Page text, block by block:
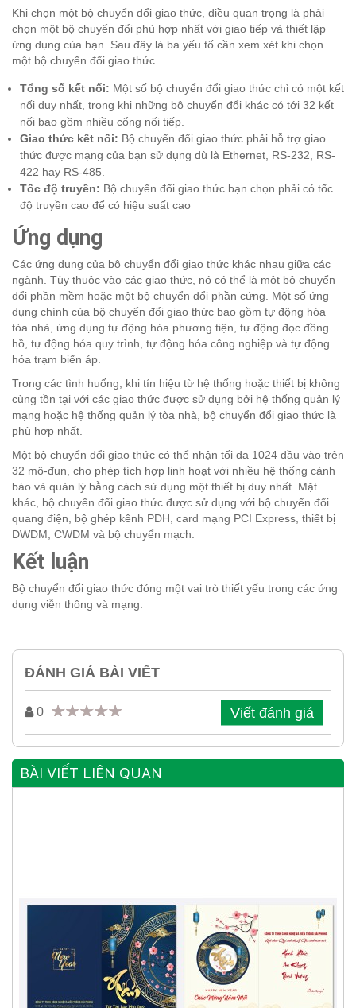
Khi chọn một bộ chuyển đổi giao thức, điều quan trọng là phải
chọn một bộ chuyển đổi phù hợp nhất với giao tiếp và thiết lập
ứng dụng của bạn. Sau đây là ba yếu tố cần xem xét khi chọn
một bộ chuyển đổi giao thức.
Tổng số kết nối: Một số bộ chuyển đổi giao thức chỉ có một kết
nối duy nhất, trong khi những bộ chuyển đổi khác có tới 32 kết
nối bao gồm nhiều cổng nối tiếp.
Giao thức kết nối: Bộ chuyển đổi giao thức phải hỗ trợ giao
thức được mạng của bạn sử dụng dù là Ethernet, RS-232, RS-
422 hay RS-485.
Tốc độ truyền: Bộ chuyển đổi giao thức bạn chọn phải có tốc
độ truyền cao để có hiệu suất cao
Ứng dụng
Các ứng dụng của bộ chuyển đổi giao thức khác nhau giữa các
ngành. Tùy thuộc vào các giao thức, nó có thể là một bộ chuyển
đổi phần mềm hoặc một bộ chuyển đổi phần cứng. Một số ứng
dụng chính của bộ chuyển đổi giao thức bao gồm tự động hóa
tòa nhà, ứng dụng tự động hóa phương tiện, tự động đọc đồng
hồ, tự động hóa quy trình, tự động hóa công nghiệp và tự động
hóa trạm biến áp.
Trong các tình huống, khi tín hiệu từ hệ thống hoặc thiết bị không
cùng tồn tại với các giao thức được sử dụng bởi hệ thống quản lý
mạng hoặc hệ thống quản lý tòa nhà, bộ chuyển đổi giao thức là
phù hợp nhất.
Một bộ chuyển đổi giao thức có thể nhận tối đa 1024 đầu vào trên
32 mô-đun, cho phép tích hợp linh hoạt với nhiều hệ thống cảnh
báo và quản lý bằng cách sử dụng một thiết bị duy nhất. Mặt
khác, bộ chuyển đổi giao thức được sử dụng với bộ chuyển đổi
quang điện, bộ ghép kênh PDH, card mạng PCI Express, thiết bị
DWDM, CWDM và bộ chuyển mạch.
Kết luận
Bộ chuyển đổi giao thức đóng một vai trò thiết yếu trong các ứng
dụng viễn thông và mạng.
ĐÁNH GIÁ BÀI VIẾT
0 Viết đánh giá
BÀI VIẾT LIÊN QUAN